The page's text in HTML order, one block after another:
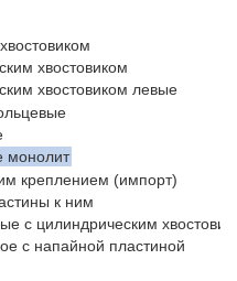
хвостовиком
хвостовиком левые
монолит
креплением (импорт)
к ним
с цилиндрическим
с напайной пластиной